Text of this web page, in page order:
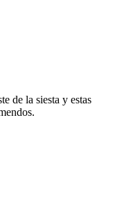
de la siesta y estas